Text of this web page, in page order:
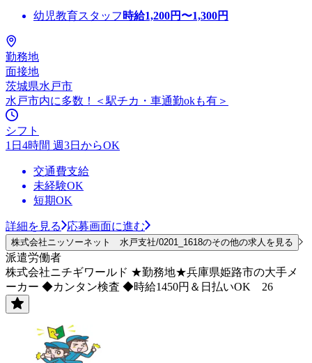
幼児教育スタッフ 時給1,200円〜1,300円
勤務地
面接地
茨城県水戸市
水戸市内に多数！＜駅チカ・車通勤okも有＞
シフト
1日4時間 週3日からOK
交通費支給
未経験OK
短期OK
詳細を見る 応募画面に進む
株式会社ニッソーネット 水戸支社/0201_1618のその他の求人を見る
派遣労働者
株式会社ニチギワールド ★勤務地★兵庫県姫路市の大手メ
ーカー ◆カンタン検査 ◆時給1450円＆日払いOK 26